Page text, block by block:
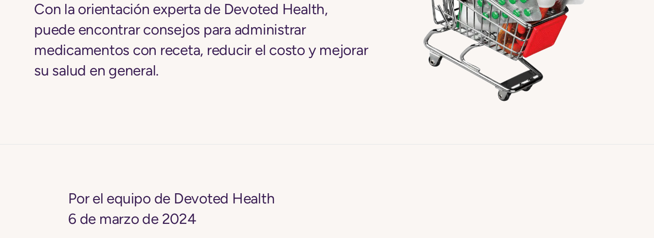
Con la orientación experta de Devoted Health,
puede encontrar consejos para administrar
medicamentos con receta, reducir el costo y mejorar
su salud en general.
Por el equipo de Devoted Health
6 de marzo de 2024